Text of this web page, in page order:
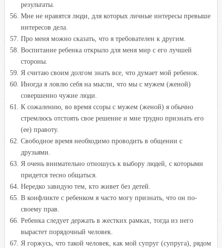
результаты.
Мне не нравятся люди, для которых личные интересы превыше
интересов дела.
Про меня можно сказать, что я требователен к другим.
Воспитание ребенка открыло для меня мир с его лучшей
стороны.
Я считаю своим долгом знать все, что думает мой ребенок.
Иногда я ловлю себя на мысли, что мы с мужем (женой)
совершенно чужие люди.
К сожалению, во время ссоры с мужем (женой) я обычно
стремлюсь отстоять свое решение и мне трудно признать его
(ее) правоту.
Свободное время необходимо проводить в общении с
друзьями.
Я очень внимательно отношусь к выбору людей, с которыми
придется тесно общаться.
Нередко завидую тем, кто живет без детей.
В конфликте с ребенком я часто могу признать, что он по-
своему прав.
Ребенка следует держать в жестких рамках, тогда из него
вырастет порядочный человек.
Я горжусь, что такой человек, как мой супруг (супруга), рядом